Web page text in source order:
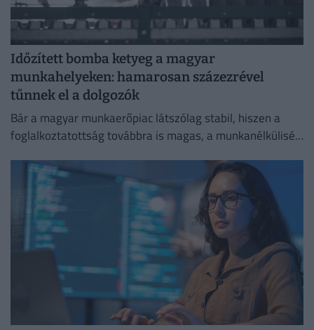
Időzített bomba ketyeg a magyar
munkahelyeken: hamarosan százezrével
tűnnek el a dolgozók
Bár a magyar munkaerőpiac látszólag stabil, hiszen a
foglalkoztatottság továbbra is magas, a munkanélküliség